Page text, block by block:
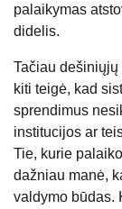
palaikymas
didelis.
Tačiau
kiti teigė, kad
sprendimus
institucijos ar
Tie, kurie
dažniau manė,
valdymo būdas.